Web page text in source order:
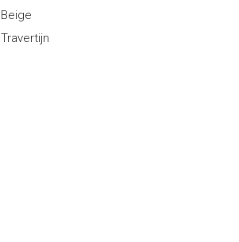
Beige
Travertijn